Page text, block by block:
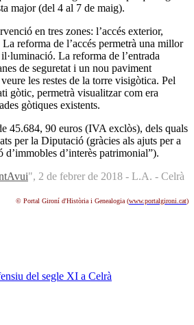
major (del 4 al 7 de maig).
en tres zones: l’accés exterior,
reforma de l’accés permetrà una millor
La reforma de l’entrada
de seguretat i un nou paviment
les restes de la torre visigòtica. Pel
gòtic, permetrà visualitzar com era
gòtiques existents.
45.684, 90 euros (IVA exclòs), dels quals
per la Diputació (gràcies als ajuts per a
d’immobles d’interès patrimonial”).
", 2 de febrer de 2018 - L.A. - Celrà
© Portal Gironí d'Història i Genealogia (www.portalgironi.cat)
del segle XI a Celrà